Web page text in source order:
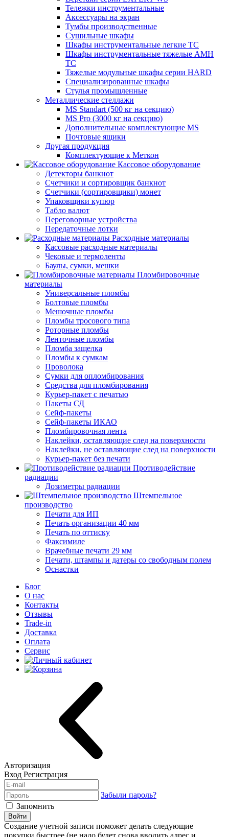
Тележки инструментальные
Аксессуары на экран
Тумбы производственные
Cушильные шкафы
Шкафы инструментальные легкие ТС
Шкафы инструментальные тяжелые AMH
TC
Тяжелые модульные шкафы серии HARD
Cпециализированные шкафы
Стулья промышленные
Металлические стеллажи
MS Standart (500 кг на секцию)
MS Pro (3000 кг на секцию)
Дополнительные комплектующие MS
Почтовые ящики
Другая продукция
Комплектующие к Меткон
Кассовое оборудование
Детекторы банкнот
Счетчики и сортировщик банкнот
Счетчики (сортировщики) монет
Упаковщики купюр
Табло валют
Переговорные устройства
Передаточные лотки
Расходные материалы
Кассовые расходные материалы
Чековые и термоленты
Баулы, сумки, мешки
Пломбировочные
материалы
Универсальные пломбы
Болтовые пломбы
Мешочные пломбы
Пломбы тросового типа
Роторные пломбы
Ленточные пломбы
Пломба защелка
Пломбы к сумкам
Проволока
Сумки для опломбирования
Средства для пломбирования
Курьер-пакет с печатью
Пакеты СД
Сейф-пакеты
Сейф-пакеты ИКАО
Пломбировочная лента
Наклейки, оставляющие след на поверхности
Наклейки, не оставляющие след на поверхности
Курьер-пакет без печати
Противодействие
радиации
Дозиметры радиации
Штемпельное
производство
Печати для ИП
Печать организации 40 мм
Печать по оттиску
Факсимиле
Врачебные печати 29 мм
Печати, штампы и датеры со свободным полем
Оснастки
Блог
О нас
Контакты
Отзывы
Trade-in
Доставка
Оплата
Сервис
Авторизация
Вход Регистрация
Забыли пароль?
Запомнить
Войти
Создание учетной записи поможет делать следующие
покупки быстрее (не надо будет снова вводить адрес и